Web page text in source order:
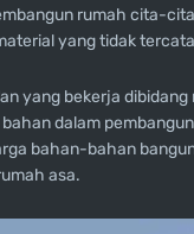
rumah cita-
yang tidak
yang bekerja
dalam
bahan-bahan
asa.